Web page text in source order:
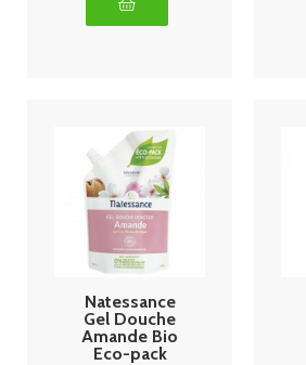
Natessance
Gel Douche
Amande Bio
Eco-pack